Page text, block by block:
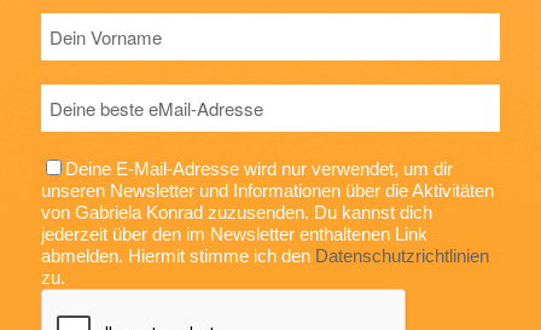
Deine E-Mail-Adresse wird nur verwendet, um dir
unseren Newsletter und Informationen über die Aktivitäten
von Gabriela Konrad zuzusenden. Du kannst dich
jederzeit über den im Newsletter enthaltenen Link
abmelden. Hiermit stimme ich den Datenschutzrichtlinien
zu.